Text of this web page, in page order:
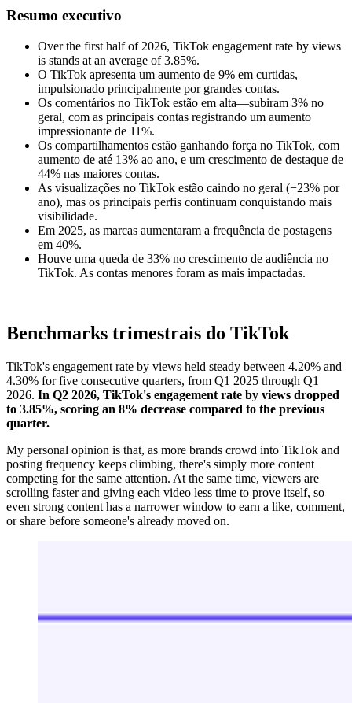
Resumo executivo
Over the first half of 2026, TikTok engagement rate by views
is stands at an average of 3.85%.
O TikTok apresenta um aumento de 9% em curtidas,
impulsionado principalmente por grandes contas.
Os comentários no TikTok estão em alta—subiram 3% no
geral, com as principais contas registrando um aumento
impressionante de 11%.
Os compartilhamentos estão ganhando força no TikTok, com
aumento de até 13% ao ano, e um crescimento de destaque de
44% nas maiores contas.
As visualizações no TikTok estão caindo no geral (−23% por
ano), mas os principais perfis continuam conquistando mais
visibilidade.
Em 2025, as marcas aumentaram a frequência de postagens
em 40%.
Houve uma queda de 33% no crescimento de audiência no
TikTok. As contas menores foram as mais impactadas.
Benchmarks trimestrais do TikTok
TikTok's engagement rate by views held steady between 4.20% and
4.30% for five consecutive quarters, from Q1 2025 through Q1
2026. In Q2 2026, TikTok's engagement rate by views dropped
to 3.85%, scoring an 8% decrease compared to the previous
quarter.
My personal opinion is that, as more brands crowd into TikTok and
posting frequency keeps climbing, there's simply more content
competing for the same attention. At the same time, viewers are
scrolling faster and giving each video less time to prove itself, so
even strong content has a narrower window to earn a like, comment,
or share before someone's already moved on.